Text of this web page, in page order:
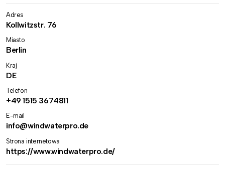
Adres
Kollwitzstr. 76
Miasto
Berlin
Kraj
DE
Telefon
+49 1515 3674811
E-mail
info@windwaterpro.de
Strona internetowa
https://www.windwaterpro.de/